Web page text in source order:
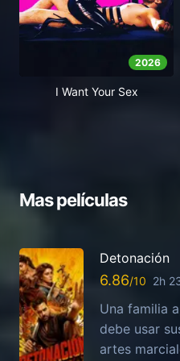
2026
I Want Your Sex
Mas películas
Detonación
6.86 2h
Una familia
debe usar
artes